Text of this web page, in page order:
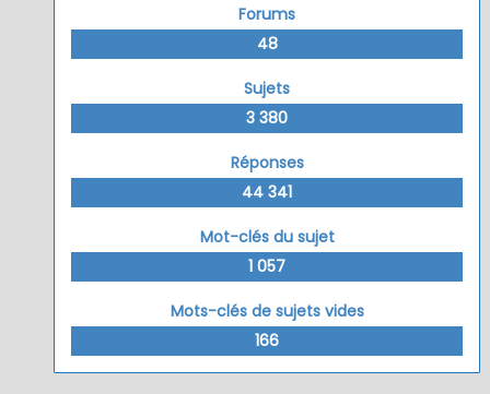
Forums
48
Sujets
3 380
Réponses
44 341
Mot-clés du sujet
1 057
Mots-clés de sujets vides
166